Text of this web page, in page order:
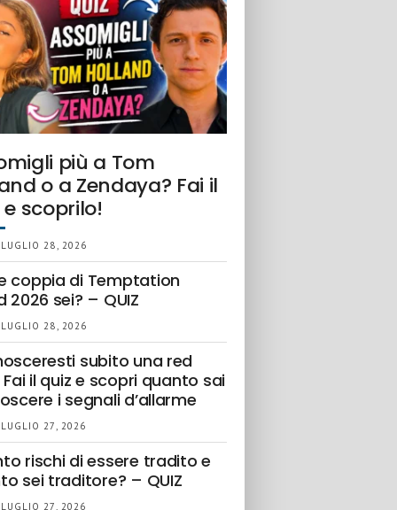
più a Tom
o a Zendaya? Fai il
scoprilo!
28, 2026
coppia di Temptation
2026 sei? – QUIZ
28, 2026
subito una red
il quiz e scopri quanto sai
i segnali d’allarme
27, 2026
rischi di essere tradito e
sei traditore? – QUIZ
27, 2026